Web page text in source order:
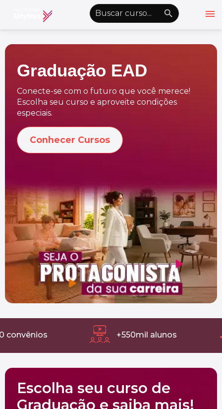
menu
Graduação EAD
Pós-Graduação EAD
Atualização Profissional
Conheça a Unyleyakeyboard_arrow_down
Alianças Acadêmicas
person Área do Aluno school Quero ser Aluno
Graduação EAD
Conecte-se com o futuro que você merece!
Escolha seu curso e aproveite condições
especiais.
Conhecer Cursos
+550mil alunos
Escolha seu curso de
Graduação e saiba mais!